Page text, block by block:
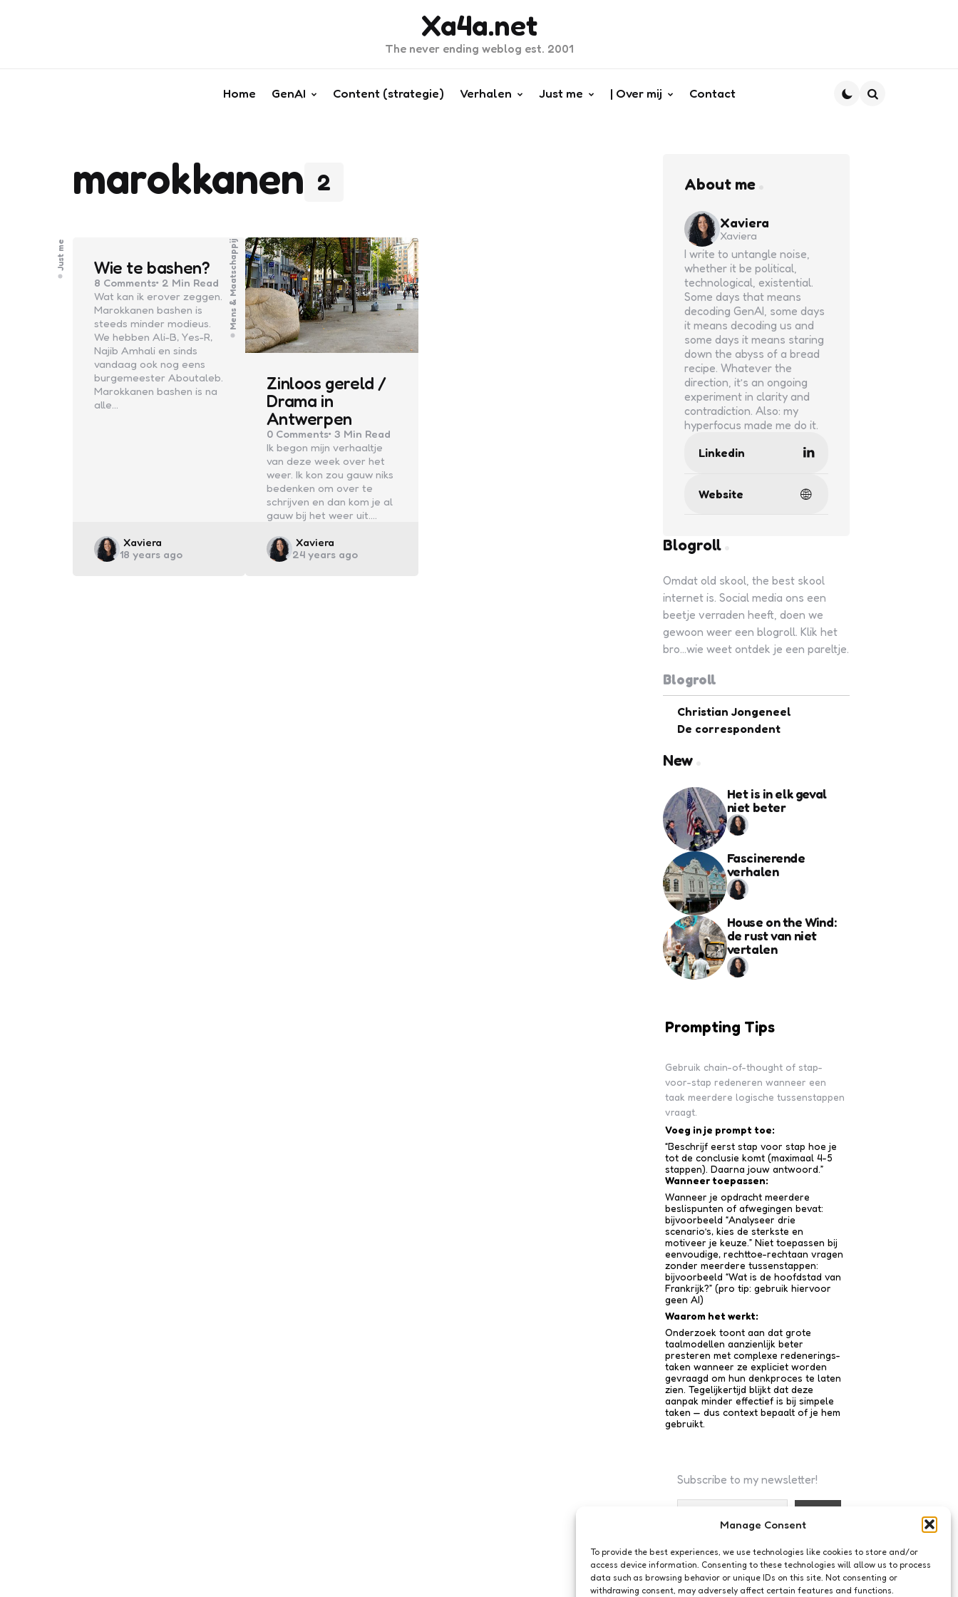
Manage Consent
To provide the best experiences, we use technologies like cookies to store and/or
access device information. Consenting to these technologies will allow us to process
data such as browsing behavior or unique IDs on this site. Not consenting or
withdrawing consent, may adversely affect certain features and functions.
Xa4a.net
The never ending weblog est. 2001
Home GenAI Content (strategie) Verhalen Just me | Over mij Contact
2
marokkanen
Just me Wie te bashen?
8 Comments 2 Min Read
Wat kan ik erover zeggen.
Marokkanen bashen is
steeds minder modieus.
We hebben Ali-B, Yes-R,
Najib Amhali en sinds
vandaag ook nog eens
burgemeester Aboutaleb.
Marokkanen bashen is na
alle…
Posted
by
Xaviera
18 years ago
Mens & Maatschappij
Zinloos gereld /
Drama in
Antwerpen
0 Comments 3 Min Read
Ik begon mijn verhaaltje
van deze week over het
weer. Ik kon zou gauw niks
bedenken om over te
schrijven en dan kom je al
gauw bij het weer uit.…
Posted
by
Xaviera
24 years ago
About me
Xaviera
Xaviera
I write to untangle noise,
whether it be political,
technological, existential.
Some days that means
decoding GenAI, some days
it means decoding us and
some days it means staring
down the abyss of a bread
recipe. Whatever the
direction, it’s an ongoing
experiment in clarity and
contradiction. Also: my
hyperfocus made me do it.
Linkedin
Website
Blogroll
Omdat old skool, the best skool
internet is. Social media ons een
beetje verraden heeft, doen we
gewoon weer een blogroll. Klik het
bro...wie weet ontdek je een pareltje.
Blogroll
Christian Jongeneel
De correspondent
New
Het is in elk geval
niet beter
Fascinerende
verhalen
House on the Wind:
de rust van niet
vertalen
Prompting Tips
Gebruik chain-of-thought of stap-
voor-stap redeneren wanneer een
taak meerdere logische tussenstappen
vraagt.
Voeg in je prompt toe:
“Beschrijf eerst stap voor stap hoe je
tot de conclusie komt (maximaal 4-5
stappen). Daarna jouw antwoord.”
Wanneer toepassen:
Wanneer je opdracht meerdere
beslispunten of afwegingen bevat:
bijvoorbeeld “Analyseer drie
scenario’s, kies de sterkste en
motiveer je keuze.” Niet toepassen bij
eenvoudige, rechttoe-recht­aan vragen
zonder meerdere tussen­stappen:
bijvoorbeeld “Wat is de hoofdstad van
Frankrijk?” (pro tip: gebruik hiervoor
geen AI)
Waarom het werkt:
Onderzoek toont aan dat grote
taalmodellen aanzienlijk beter
presteren met complexe redenerings­
taken wanneer ze expliciet worden
gevraagd om hun denkproces te laten
zien. Tegelijkertijd blijkt dat deze
aanpak minder effectief is bij simpele
taken — dus context bepaalt of je hem
gebruikt.
Subscribe to my newsletter!